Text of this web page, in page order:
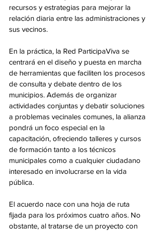
recursos y estrategias para mejorar la
relación diaria entre las administraciones y
sus vecinos.
En la práctica, la Red ParticipaViva se
centrará en el diseño y puesta en marcha
de herramientas que faciliten los procesos
de consulta y debate dentro de los
municipios. Además de organizar
actividades conjuntas y debatir soluciones
a problemas vecinales comunes, la alianza
pondrá un foco especial en la
capacitación, ofreciendo talleres y cursos
de formación tanto a los técnicos
municipales como a cualquier ciudadano
interesado en involucrarse en la vida
pública.
El acuerdo nace con una hoja de ruta
fijada para los próximos cuatro años. No
obstante, al tratarse de un proyecto con